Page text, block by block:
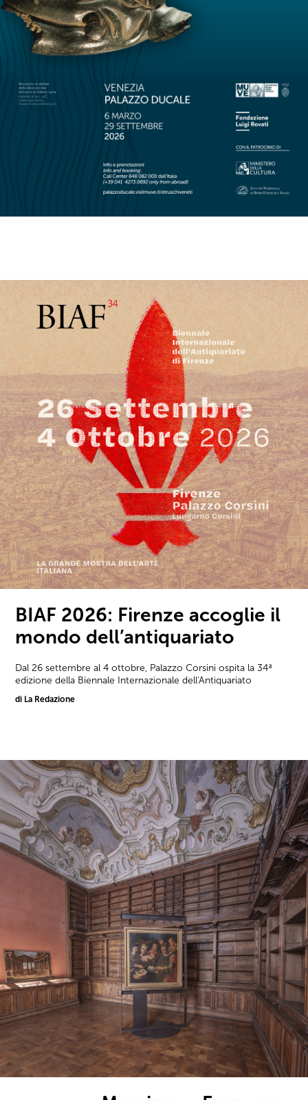
BIAF 2026: Firenze accoglie il
mondo dell’antiquariato
Dal 26 settembre al 4 ottobre, Palazzo Corsini ospita la 34ª
edizione della Biennale Internazionale dell'Antiquariato
di La Redazione